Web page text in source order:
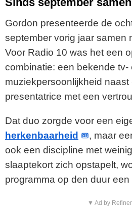
Gordon presenteerde de
september vorig jaar samen
Voor Radio 10 was het een
combinatie: een bekende tv-
muziekpersoonlijkheid naast
presentatrice met een
Dat duo zorgde voor een
herkenbaarheid
, maar
ook een discipline met
slaaptekort zich opstapelt,
programma op den duur een
▼ Ad by